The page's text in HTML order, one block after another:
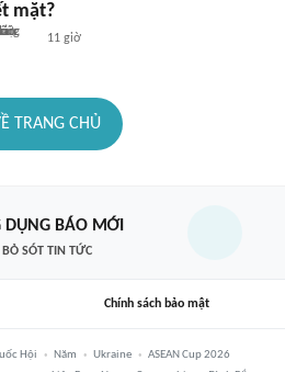
mặt?
11 giờ
TRANG CHỦ
DỤNG BÁO MỚI
SÓT TIN TỨC
Chính sách bảo mật
Hội Năm Ukraine
ASEAN Cup 2026